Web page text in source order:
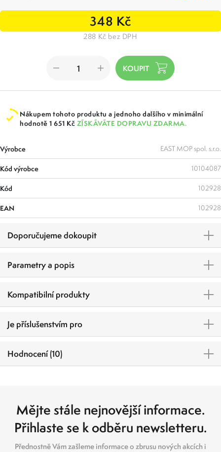
348 Kč
288 Kč bez DPH
Nákupem tohoto produktu a jednoho dalšího v minimální
hodnotě 1 651 Kč ZÍSKÁVÁTE DOPRAVU ZDARMA.
Výrobce EAST MOP spol. s.r.o.
Kód výrobce 10104087
Kód 102928
EAN 102928
Doporučujeme dokoupit
Parametry a popis
Kompatibilní produkty
Je příslušenstvím pro
Hodnocení (10)
Mějte stále nejnovější informace.
Přihlaste se k odběru newsletteru.
Přednostně Vám zašleme informace o zbrusu nových akcích i